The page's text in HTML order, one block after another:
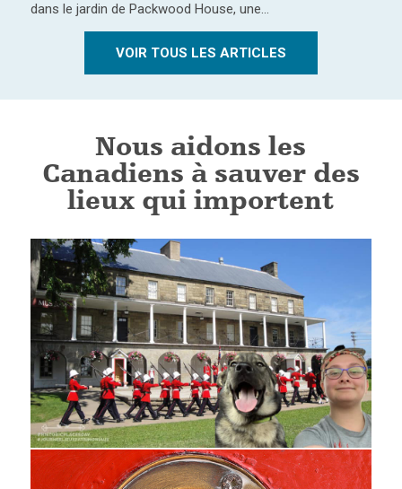
dans le jardin de Packwood House, une…
VOIR TOUS LES ARTICLES
Nous aidons les
Canadiens à sauver des
lieux qui importent